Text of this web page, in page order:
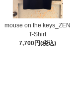
mouse on the keys_ZEN
T-Shirt
7,700円(税込)